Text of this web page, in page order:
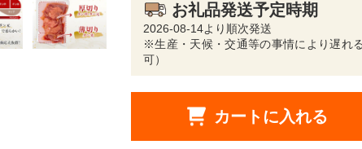
お礼品発送予定時期
2026-08-14より順次発送
※生産・天候・交通等の事情により遅れ
可）
カートに入れる